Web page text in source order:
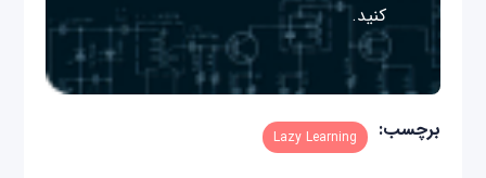
کنید.
برچسب: Lazy Learning